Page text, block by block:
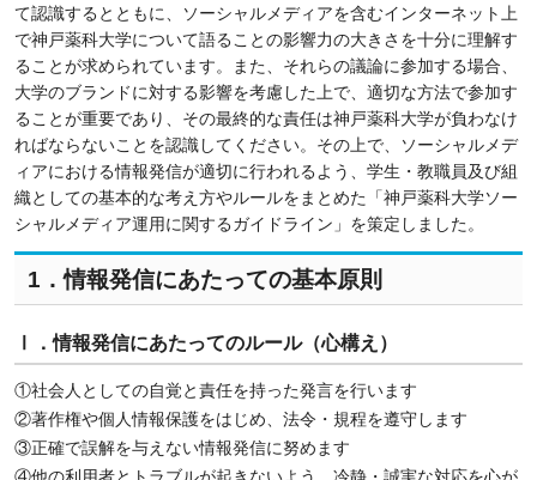
て認識するとともに、ソーシャルメディアを含むインターネット上
で神戸薬科大学について語ることの影響力の大きさを十分に理解す
ることが求められています。また、それらの議論に参加する場合、
大学のブランドに対する影響を考慮した上で、適切な方法で参加す
ることが重要であり、その最終的な責任は神戸薬科大学が負わなけ
ればならないことを認識してください。その上で、ソーシャルメデ
ィアにおける情報発信が適切に行われるよう、学生・教職員及び組
織としての基本的な考え方やルールをまとめた「神戸薬科大学ソー
シャルメディア運用に関するガイドライン」を策定しました。
1．情報発信にあたっての基本原則
Ⅰ．情報発信にあたってのルール（心構え）
①社会人としての自覚と責任を持った発言を行います
②著作権や個人情報保護をはじめ、法令・規程を遵守します
③正確で誤解を与えない情報発信に努めます